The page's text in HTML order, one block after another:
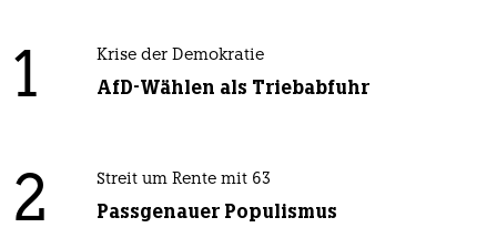
1 Krise der Demokratie
AfD-Wählen als Triebabfuhr
2 Streit um Rente mit 63
Passgenauer Populismus